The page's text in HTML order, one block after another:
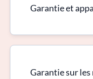
Garantie et
Garantie sur